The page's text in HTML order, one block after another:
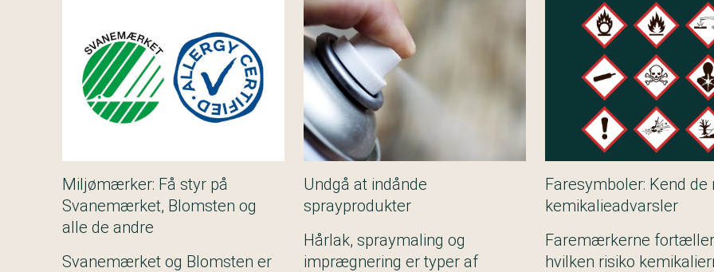
Miljømærker: Få styr på
Svanemærket, Blomsten og
alle de andre
Svanemærket og Blomsten er
Undgå at indånde
sprayprodukter
Hårlak, spraymaling og
imprægnering er typer af
Faresymboler: Kend de
kemikalieadvarsler
Faremærkerne
hvilken risiko